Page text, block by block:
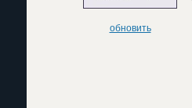
обновить